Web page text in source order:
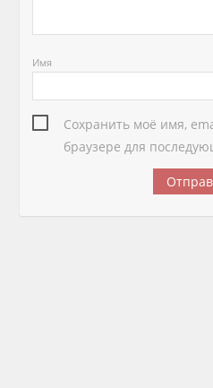
Имя
Сохранить моё имя,
браузере для